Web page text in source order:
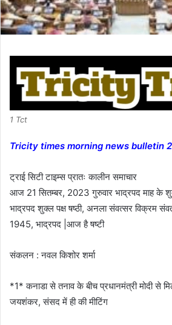
1 Tct
Tricity times morning news bulletin
ट्राई सिटी टाइम्स प्रातः कालीन समाचार
आज 21 सितम्बर, 2023 गुरुवार भाद्रपद माह के शुक्ल
भाद्रपद शुक्ल पक्ष षष्ठी, अनला संवत्सर विक्रम
1945, भाद्रपद |आज है षष्टी
संकलन : नवल किशोर शर्मा
*1* कनाडा से तनाव के बीच प्रधानमंत्री मोदी से
जयशंकर, संसद में ही की मीटिंग